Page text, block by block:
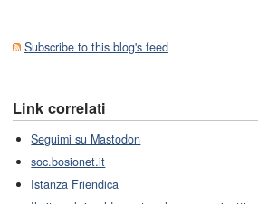
Subscribe to this blog's feed
Link correlati
Seguimi su Mastodon
soc.bosionet.it
Istanza Friendica